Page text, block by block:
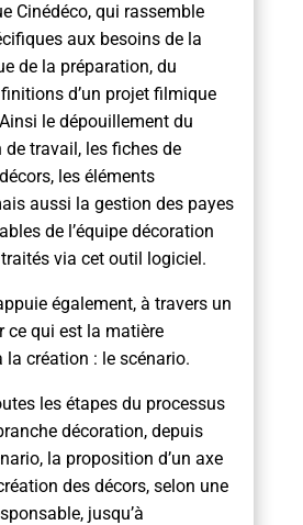
Cinédéco, qui rassemble
aux besoins de la
de la préparation, du
d’un projet filmique
le dépouillement du
de travail, les fiches de
les éléments
aussi la gestion des payes
de l’équipe décoration
via cet outil logiciel.
également, à travers un
ce qui est la matière
la création : le scénario.
les étapes du processus
décoration, depuis
la proposition d’un axe
des décors, selon une
jusqu’à